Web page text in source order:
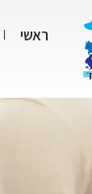
ראשי